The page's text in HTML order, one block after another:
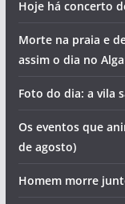
Hoje há concerto
Morte na praia e
assim o dia no
Foto do dia: a vila
Os eventos que
de agosto)
Homem morre